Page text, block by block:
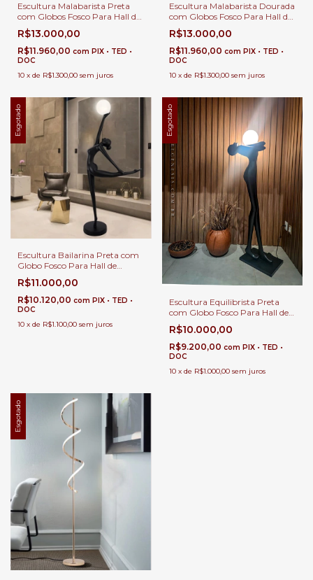
Escultura Malabarista Preta
com Globos Fosco Para Hall de
Entrada, Sala de Estar e Jardim
de Inverno
R$13.000,00
R$11.960,00 com PIX • TED •
DOC
10 x de R$1.300,00 sem juros
Escultura Malabarista Dourada
com Globos Fosco Para Hall de
Entrada, Sala de Estar e Jardim
de Inverno
R$13.000,00
R$11.960,00 com PIX • TED •
DOC
10 x de R$1.300,00 sem juros
Esgotado
Escultura Bailarina Preta com
Globo Fosco Para Hall de
Entrada, Sala de Estar e Jardim
de Inverno
R$11.000,00
R$10.120,00 com PIX • TED •
DOC
10 x de R$1.100,00 sem juros
Esgotado
Escultura Equilibrista Preta
com Globo Fosco Para Hall de
Entrada, Sala de Estar e Jardim
de Inverno
R$10.000,00
R$9.200,00 com PIX • TED •
DOC
10 x de R$1.000,00 sem juros
Esgotado